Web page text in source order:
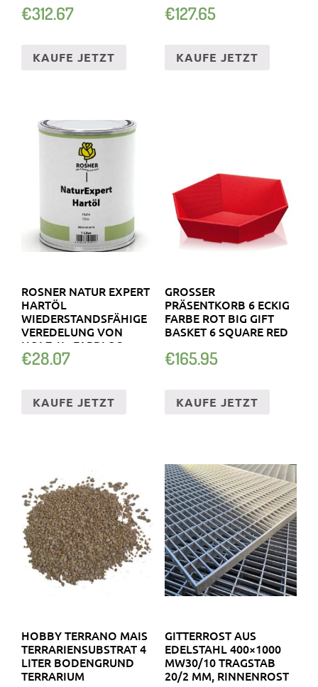
€312.67
KAUFE JETZT
€127.65
KAUFE JETZT
ROSNER NATUR EXPERT
HARTÖL
WIEDERSTANDSFÄHIGE
VEREDELUNG VON
HOLZ 1L, FARBLOS
€28.07
KAUFE JETZT
GROSSER P
RÄSENTKORB 6 ECKIG F
ARBE ROT BIG GIFT B
ASKET 6 SQUARE RED
€165.95
KAUFE JETZT
HOBBY TERRANO MAIS
TERRARIENSUBSTRAT 4
LITER BODENGRUND
TERRARIUM
GITTERROST AUS
EDELSTAHL 400×1000
MW30/10 TRAGSTAB
20/2 MM, RINNENROST